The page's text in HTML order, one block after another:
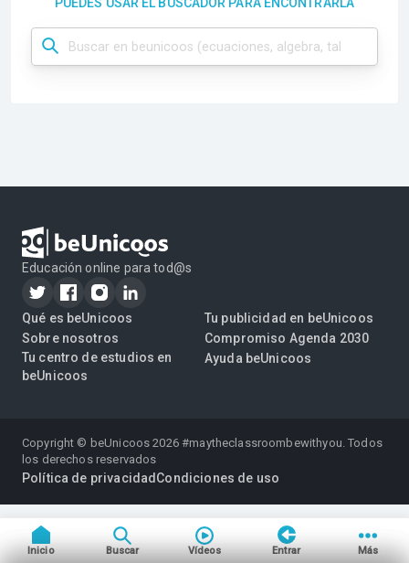
Educación online para tod@s
Qué es beUnicoos
Sobre nosotros
Tu centro de estudios en
beUnicoos
Tu publicidad en beUnicoos
Compromiso Agenda 2030
Ayuda beUnicoos
Copyright © beUnicoos2026#maytheclassroombewithyou. Todos
los derechos reservados
Política de privacidad Condiciones de uso
Inicio Buscar Vídeos Entrar Más